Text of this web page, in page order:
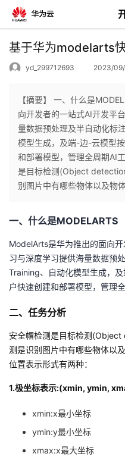
返
个
人
我
开
发
者
我
的
我
坛
圈
的
我
基于华为modelarts
yd_299712693 2023/
【摘要】 一、什么是
向开发者的一站式AI开发平
量数据预处理及半自动化标
模型生成，及端-边-云模型
和部署模型，管理全周期AI
是目标检测(Object
别图片中有哪些物体以及物
一、什么是MODELARTS
ModelArts是华为推出的面向
习与深度学习提供海量数据预
Training、自动化模型生成，
户快速创建和部署模型，管理
二、任务分析
安全帽检测是目标检测
测是识别图片中有哪些物体以
位置表示形式有两种：
1.极坐标表示:(xmin, ymin,
xmin:x最小坐标
ymin:y最小坐标
xmax:x最大坐标